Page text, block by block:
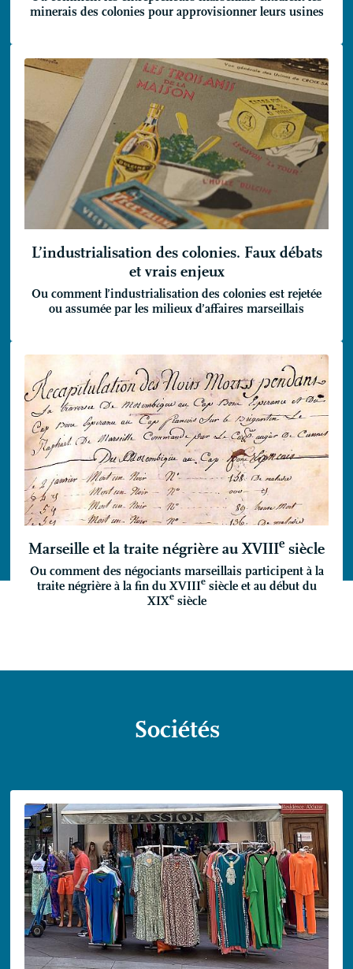
minerais des colonies pour approvisionner leurs usines
L’industrialisation des colonies. Faux débats
et vrais enjeux
Ou comment l’industrialisation des colonies est rejetée
ou assumée par les milieux d’affaires marseillais
Marseille et la traite négrière auXVIIIe siècle
Ou comment des négociants marseillais participent à la
traite négrière à la fin duXVIIIesiècle et au début du
XIXesiècle
Sociétés